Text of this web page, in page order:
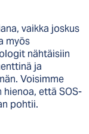
vaikka joskus
myös
nähtäisiin
ja
Voisimme
että SOS-
pohtii.